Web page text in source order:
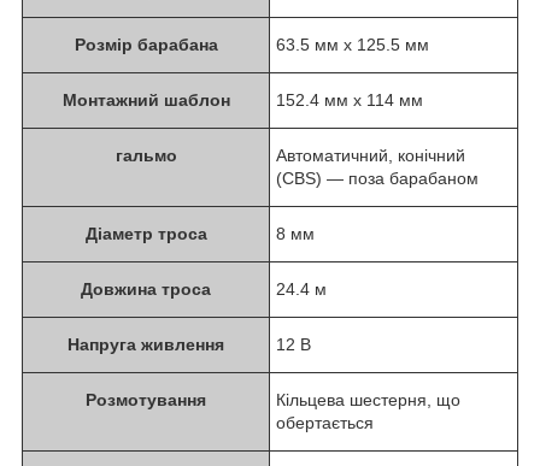
Розмір барабана 63.5 мм x 125.5 мм
Монтажний шаблон 152.4 мм x 114 мм
гальмо
Автоматичний, конічний
(CBS) — поза барабаном
Діаметр троса 8 мм
Довжина троса 24.4 м
Напруга живлення 12 В
Розмотування
Кільцева шестерня, що
обертається